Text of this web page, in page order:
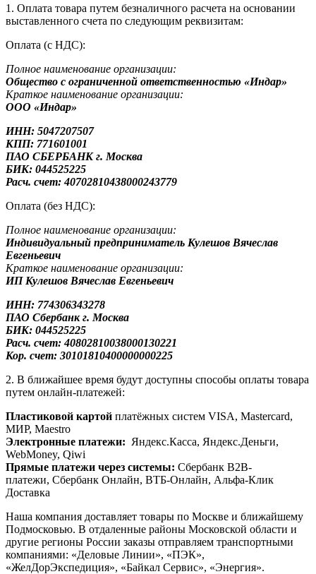
1. Оплата товара путем безналичного расчета на основании
выставленного счета по следующим реквизитам:
Оплата (с НДС):
Полное наименование организации:
Общество с ограниченной ответственностью «Индар»
Краткое наименование организации:
ООО «Индар»
ИНН: 5047207507
КПП: 771601001
ПАО СБЕРБАНК г. Москва
БИК: 044525225
Расч. счет: 40702810438000243779
Оплата (без НДС):
Полное наименование организации:
Индивидуальный предприниматель Кулешов Вячеслав
Евгеньевич
Краткое наименование организации:
ИП Кулешов Вячеслав Евгеньевич
ИНН: 774306343278
ПАО Сбербанкг. Москва
БИК: 044525225
Расч. счет: 40802810038000130221
Кор. счет: 30101810400000000225
2. В ближайшее время будут доступны способы оплаты товара
путем онлайн-платежей:
Пластиковой картой платёжных систем VISA, Mastercard,
МИР, Maestrо
Электронные платежи: Яндекс.Касса, Яндекс.Деньги,
WebMoney, Qiwi
Прямые платежи через системы: Сбербанк B2B-
платежи, Сбербанк Онлайн, ВТБ-Онлайн, Альфа-Клик
Доставка
Наша компания доставляет товары по Москве и ближайшему
Подмосковью. В отдаленные районы Московской области и
другие регионы России заказы отправляем транспортными
компаниями: «Деловые Линии», «ПЭК»,
«ЖелДорЭкспедиция», «Байкал Сервис», «Энергия».